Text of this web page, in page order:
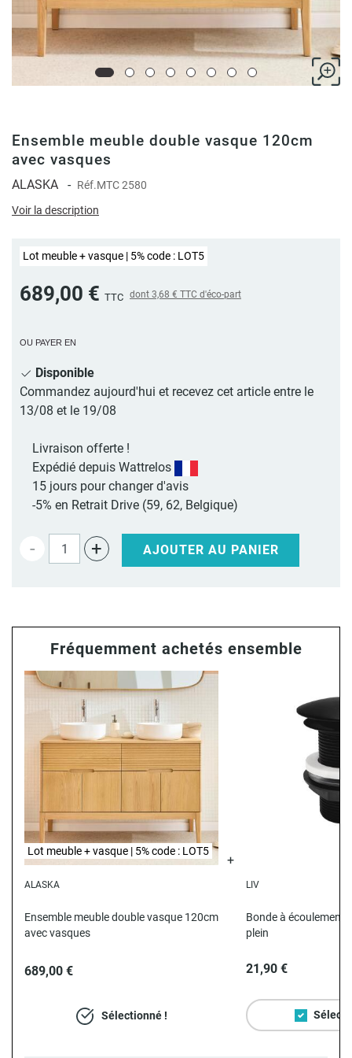
Ensemble meuble double vasque 120cm
avec vasques
ALASKA - Réf.MTC 2580
Voir la description
Lot meuble + vasque | 5% code : LOT5
689,00 € TTC dont 3,68 € TTC d'éco-part
OU PAYER EN
Disponible
Commandez aujourd'hui et recevez cet article entre le
13/08 et le 19/08
Livraison offerte !
Expédié depuis Wattrelos
15 jours pour changer d'avis
-5% en Retrait Drive (59, 62, Belgique)
- + AJOUTER AU PANIER
Fréquemment achetés ensemble
ALASKA
Ensemble meuble double vasque 120cm
avec vasques
689,00 €
Sélectionné !
Lot meuble + vasque | 5% code : LOT5
LIV
Bonde à écoulement
plein
21,90 €